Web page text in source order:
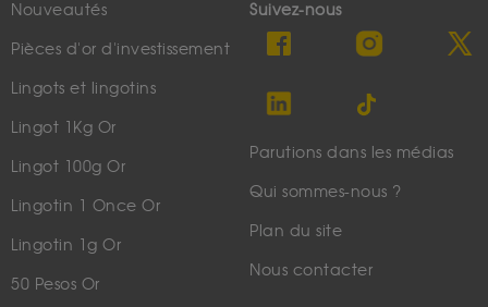
Nouveautés
Pièces d'or d'investissement
Lingots et lingotins
Lingot 1Kg Or
Lingot 100g Or
Lingotin 1 Once Or
Lingotin 1g Or
50 Pesos Or
Suivez-nous
Parutions dans les médias
Qui sommes-nous ?
Plan du site
Nous contacter